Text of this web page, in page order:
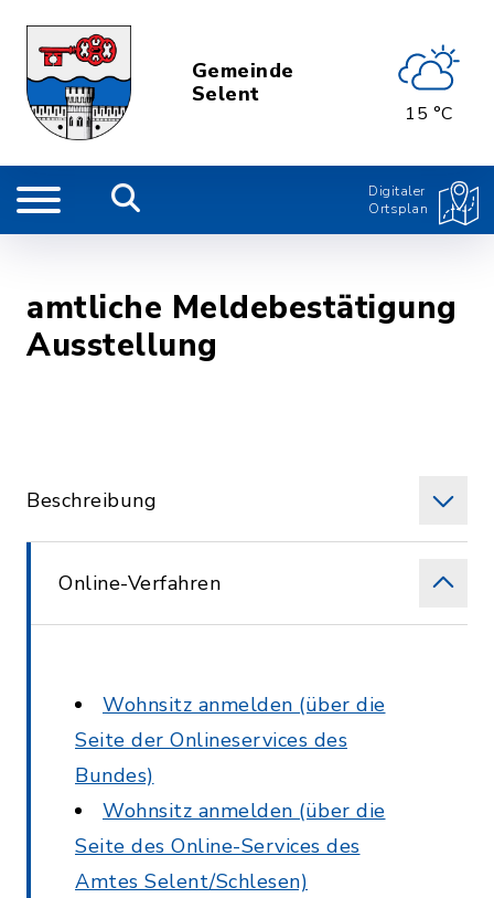
Gemeinde
Selent
15 °C
Digitaler
Ortsplan
amtliche Meldebestätigung
Ausstellung
Beschreibung
Online-Verfahren
Wohnsitz anmelden (über die
Seite der Onlineservices des
Bundes)
Wohnsitz anmelden (über die
Seite des Online-Services des
Amtes Selent/Schlesen)